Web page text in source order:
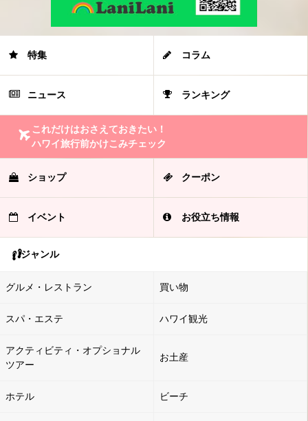
特集 コラム
ニュース ランキング
これだけはおさえておきたい！
ハワイ旅行前かけこみチェック
ショップ クーポン
イベント お役立ち情報
ジャンル
グルメ・レストラン 買い物
スパ・エステ ハワイ観光
アクティビティ・オプショナル
ツアー
お土産
ホテル ビーチ